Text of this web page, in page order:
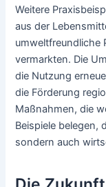
Weitere
aus der
umweltfreundliche
vermarkten. Die
die Nutzung
die Förderung
Maßnahmen, die
Beispiele belegen,
sondern auch